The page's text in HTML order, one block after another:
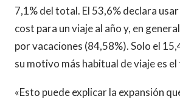
7,1% del total. El 53,6% declara
cost para un viaje al año y, en
por vacaciones (84,58%). Solo el
su motivo más habitual de viaje es
«Esto puede explicar la expansión